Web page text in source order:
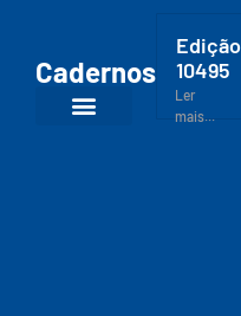
Cadernos
Edição
10495
Ler
mais...